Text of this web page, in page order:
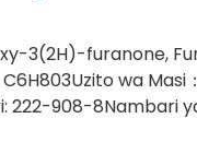
3(2H)-furanone,
wa Masi
222-908-8Nambari